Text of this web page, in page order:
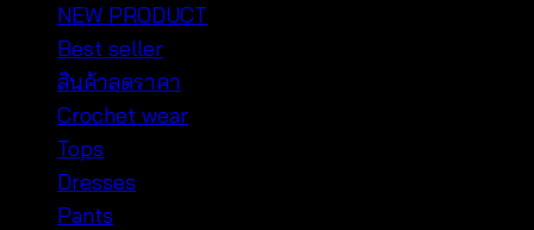
NEW PRODUCT
Best seller
สินค้าลดราคา
Crochet wear
Tops
Dresses
Pants